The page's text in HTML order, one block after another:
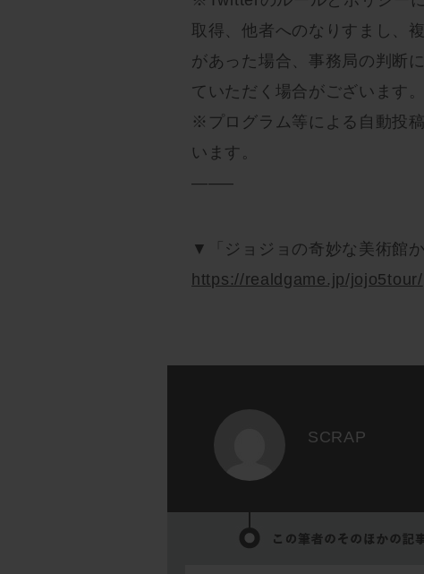
取得、他者へのなりすまし、
があった場合、事務局の判断
ていただく場合がございます。
※プログラム等による自動投
います。
——–
▼「ジョジョの奇妙な美術館
https://realdgame.jp/jojo5tour/
SCRAP